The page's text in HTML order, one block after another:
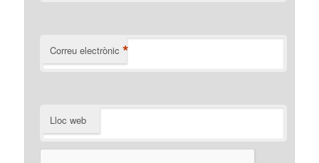
Correu electrònic *
Lloc web